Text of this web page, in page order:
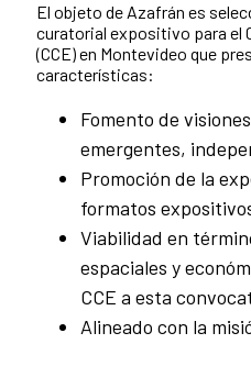
El objeto de Azafrán es
curatorial expositivo para el
(CCE) en Montevideo que
características:
Fomento de
emergentes,
Promoción de la
formatos
Viabilidad en
espaciales y
CCE a esta
Alineado con la